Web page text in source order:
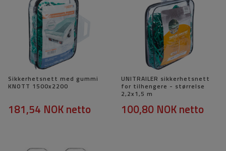
Sikkerhetsnett med gummi
KNOTT 1500x2200
181,54 NOKnetto
UNITRAILER sikkerhetsnett
for tilhengere - størrelse
2,2x1,5 m
100,80 NOKnetto